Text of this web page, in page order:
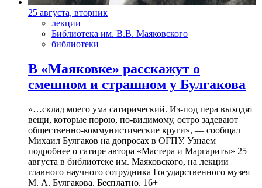
25 августа, вторник
лекции
Библиотека им. В.В. Маяковского
библиотеки
В «Маяковке» расскажут о
смешном и страшном у Булгакова
»…склад моего ума сатирический. Из-под пера выходят
вещи, которые порою, по-видимому, остро задевают
общественно-коммунистические круги», — сообщал
Михаил Булгаков на допросах в ОГПУ. Узнаем
подробнее о сатире автора «Мастера и Маргариты» 25
августа в библиотеке им. Маяковского, на лекции
главного научного сотрудника Государственного музея
М. А. Булгакова. Бесплатно. 16+